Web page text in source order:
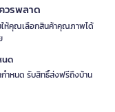
วรพลาด
ให้คุณเลือกสินค้าคุณภาพได้
นด
ำหนด รับสิทธิ์ส่งฟรีถึงบ้าน